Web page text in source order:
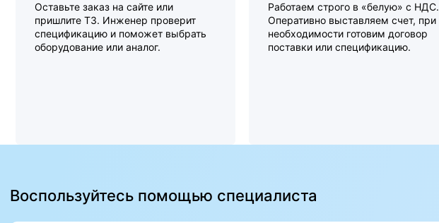
Оставьте заказ на сайте или
пришлите ТЗ. Инженер проверит
спецификацию и поможет выбрать
оборудование или аналог.
Работаем строго в «белую» с НДС.
Оперативно выставляем счет, при
необходимости готовим договор
поставки или спецификацию.
Воспользуйтесь помощью специалиста